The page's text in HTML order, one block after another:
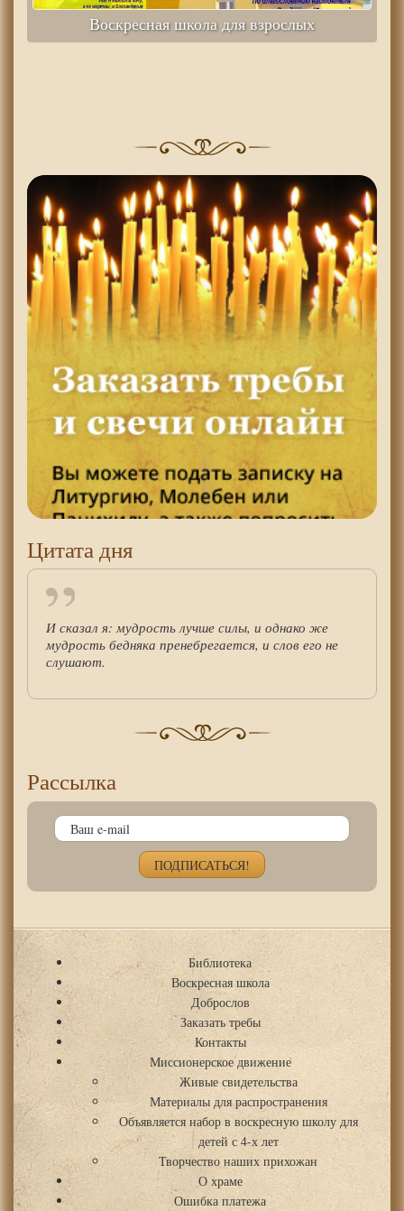
Воскресная школа для взрослых
Цитата дня
И сказал я: мудрость лучше силы, и однако же
мудрость бедняка пренебрегается, и слов его не
слушают.
Рассылка
Библиотека
Воскресная школа
Доброслов
Заказать требы
Контакты
Миссионерское движение
Живые свидетельства
Материалы для распространения
Объявляется набор в воскресную школу для
детей с 4-х лет
Творчество наших прихожан
О храме
Ошибка платежа